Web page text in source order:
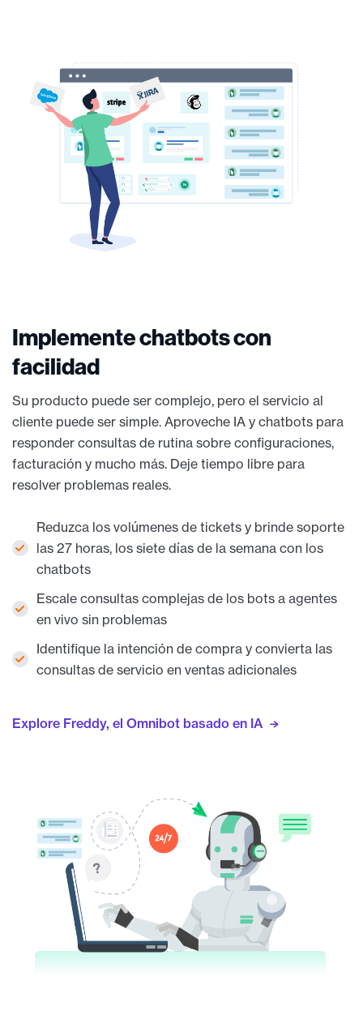
Implemente chatbots con
facilidad
Su producto puede ser complejo, pero el servicio al
cliente puede ser simple. Aproveche IA y chatbots para
responder consultas de rutina sobre configuraciones,
facturación y mucho más. Deje tiempo libre para
resolver problemas reales.
Reduzca los volúmenes de tickets y brinde soporte
las 27 horas, los siete días de la semana con los
chatbots
Escale consultas complejas de los bots a agentes
en vivo sin problemas
Identifique la intención de compra y convierta las
consultas de servicio en ventas adicionales
Explore Freddy, el Omnibot basado en IA